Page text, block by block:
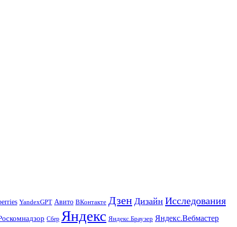
YandexGPT Авито ВКонтакте Дзен Дизайн Исследования
Сбер Яндекс Яндекс.Браузер Яндекс.Вебмастер